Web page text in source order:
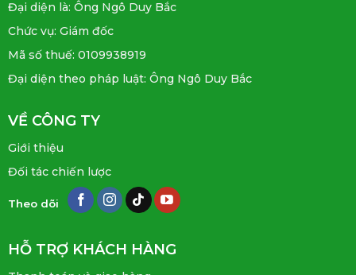
Đại diện là: Ông Ngô Duy Bắc
Chức vụ: Giám đốc
Mã số thuế: 0109938919
Đại diện theo pháp luật: Ông Ngô Duy Bắc
VỀ CÔNG TY
Giới thiệu
Đối tác chiến lược
Theo dõi
HỖ TRỢ KHÁCH HÀNG